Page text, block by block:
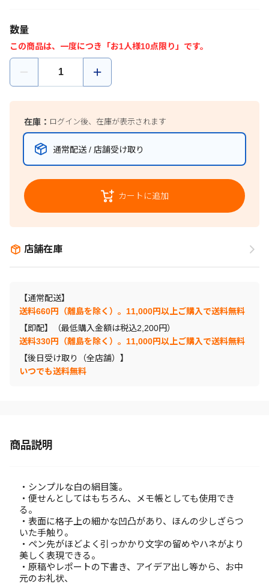
数量
この商品は、一度につき「お1人様10点限り」です。
在庫： ログイン後、在庫が表示されます
通常配送 / 店舗受け取り
カートに追加
店舗在庫
【通常配送】
送料660円（離島を除く）。11,000円以上ご購入で送料無料
【即配】（最低購入金額は税込2,200円）
送料330円（離島を除く）。11,000円以上ご購入で送料無料
【後日受け取り（全店舗）】
いつでも送料無料
商品説明
・シンプルな白の絹目箋。
・便せんとしてはもちろん、メモ帳としても使用でき
る。
・表面に格子上の細かな凹凸があり、ほんの少しざらつ
いた手触り。
・ペン先がほどよく引っかかり文字の留めやハネがより
美しく表現できる。
・原稿やレポートの下書き、アイデア出し等から、お中
元のお礼状、